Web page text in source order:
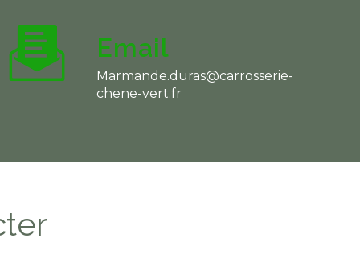
Email
marmande.duras@carrosserie-
chene-vert.fr